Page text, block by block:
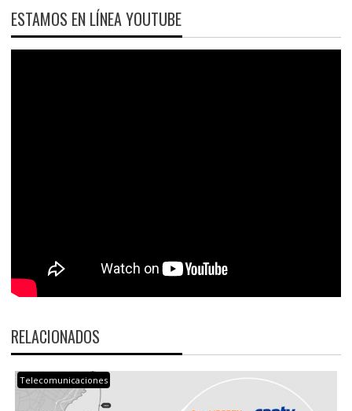
ESTAMOS EN LÍNEA YOUTUBE
RELACIONADOS
Telecomunicaciones